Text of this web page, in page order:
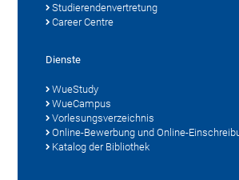
Studierendenvertretung
Career Centre
Dienste
WueStudy
WueCampus
Vorlesungsverzeichnis
Online-Bewerbung und Online-
Katalog der Bibliothek